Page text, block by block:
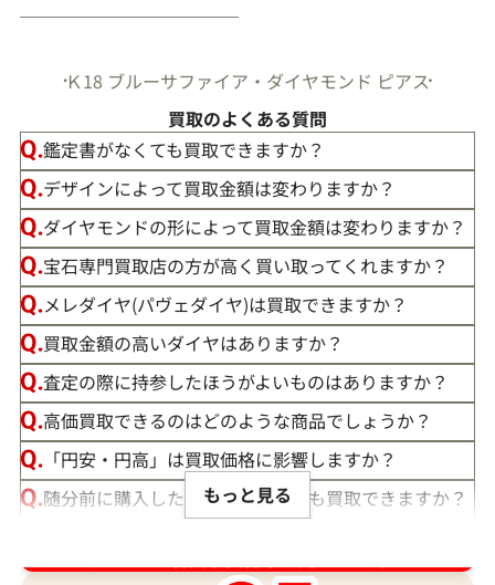
Ｋ18 ブルーサファイア・ダイヤモンド ピアス
買取のよくある質問
鑑定書がなくても買取できますか？
デザインによって買取金額は変わりますか？
ダイヤモンドの形によって買取金額は変わりますか？
宝石専門買取店の方が高く買い取ってくれますか？
メレダイヤ(パヴェダイヤ)は買取できますか？
買取金額の高いダイヤはありますか？
査定の際に持参したほうがよいものはありますか？
高価買取できるのはどのような商品でしょうか？
「円安・円高」は買取価格に影響しますか？
随分前に購入したダイヤモンドでも買取できますか？
宝石の大きさは買取価格に影響する？
もっと見る